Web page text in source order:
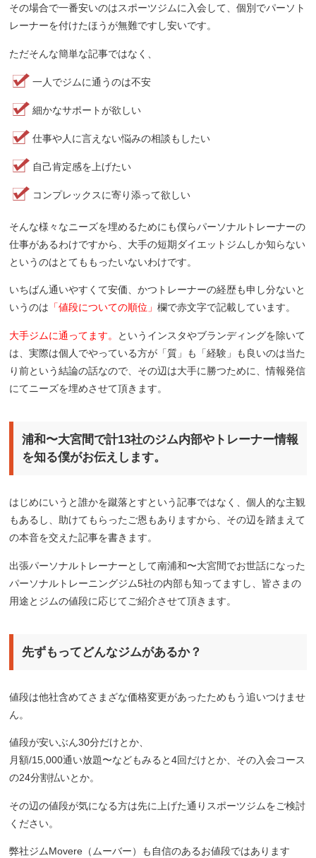
その場合で一番安いのはスポーツジムに入会して、個別でパーソト
レーナーを付けたほうが無難ですし安いです。
ただそんな簡単な記事ではなく、
一人でジムに通うのは不安
細かなサポートが欲しい
仕事や人に言えない悩みの相談もしたい
自己肯定感を上げたい
コンプレックスに寄り添って欲しい
そんな様々なニーズを埋めるためにも僕らパーソナルトレーナーの
仕事があるわけですから、大手の短期ダイエットジムしか知らない
というのはとてももったいないわけです。
いちばん通いやすくて安価、かつトレーナーの経歴も申し分ないと
いうのは 「値段についての順位」欄で赤文字で記載しています。
大手ジムに通ってます。 というインスタやブランディングを除いて
は、実際は個人でやっている方が「質」も「経験」も良いのは当た
り前という結論の話なので、その辺は大手に勝つために、情報発信
にてニーズを埋めさせて頂きます。
浦和〜大宮間で計13社のジム内部やトレーナー情報
を知る僕がお伝えします。
はじめにいうと誰かを蹴落とすという記事ではなく、個人的な主観
もあるし、助けてもらったご恩もありますから、その辺を踏まえて
の本音を交えた記事を書きます。
出張パーソナルトレーナーとして南浦和〜大宮間でお世話になった
パーソナルトレーニングジム5社の内部も知ってますし、皆さまの
用途とジムの値段に応じてご紹介させて頂きます。
先ずもってどんなジムがあるか？
値段は他社含めてさまざな価格変更があったためもう追いつけませ
ん。
値段が安いぶん30分だけとか、
月額/15,000通い放題〜などもみると4回だけとか、その入会コース
の24分割払いとか。
その辺の値段が気になる方は先に上げた通りスポーツジムをご検討
ください。
弊社ジムMovere（ムーバー）も自信のあるお値段ではあります